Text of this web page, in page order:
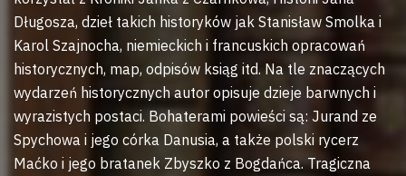
Długosza, dzieł takich historyków jak Stanisław Smolka i
Karol Szajnocha, niemieckich i francuskich opracowań
historycznych, map, odpisów ksiąg itd. Na tle znaczących
wydarzeń historycznych autor opisuje dzieje barwnych i
wyrazistych postaci. Bohaterami powieści są: Jurand ze
Spychowa i jego córka Danusia, a także polski rycerz
Maćko i jego bratanek Zbyszko z Bogdańca. Tragiczna